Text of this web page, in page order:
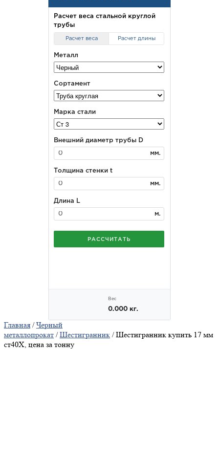
Главная /Черный
металлопрокат /Шестигранник / Шестигранник купить 17 мм
ст40Х, цена за тонну